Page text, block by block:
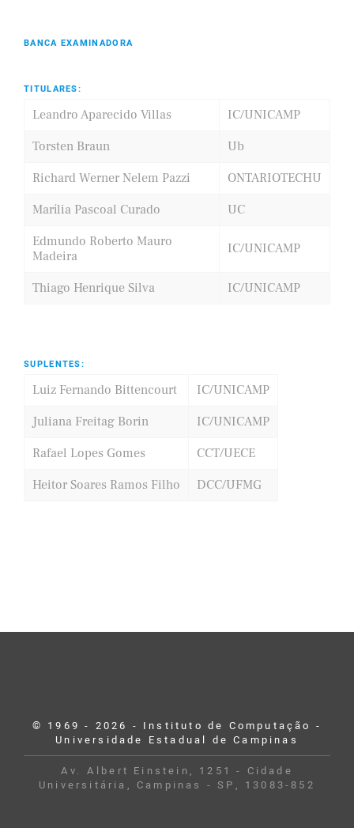
BANCA EXAMINADORA
TITULARES:
Leandro Aparecido Villas
IC/UNICAMP
Torsten Braun
Ub
Richard Werner Nelem Pazzi
ONTARIOTECHU
Marília Pascoal Curado
UC
Edmundo Roberto Mauro
Madeira
IC/UNICAMP
Thiago Henrique Silva IC/UNICAMP
SUPLENTES:
Luiz Fernando Bittencourt
IC/UNICAMP
Juliana Freitag Borin
IC/UNICAMP
Rafael Lopes Gomes
CCT/UECE
Heitor Soares Ramos Filho
DCC/UFMG
© 1969 - 2026 - Instituto de Computação -
Universidade Estadual de Campinas
Av. Albert Einstein, 1251 - Cidade
Universitária, Campinas - SP, 13083-852